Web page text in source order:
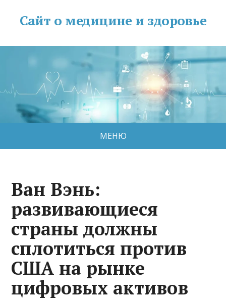
Сайт о медицине и здоровье
МЕНЮ
Ван Вэнь:
развивающиеся
страны должны
сплотиться против
США на рынке
цифровых активов